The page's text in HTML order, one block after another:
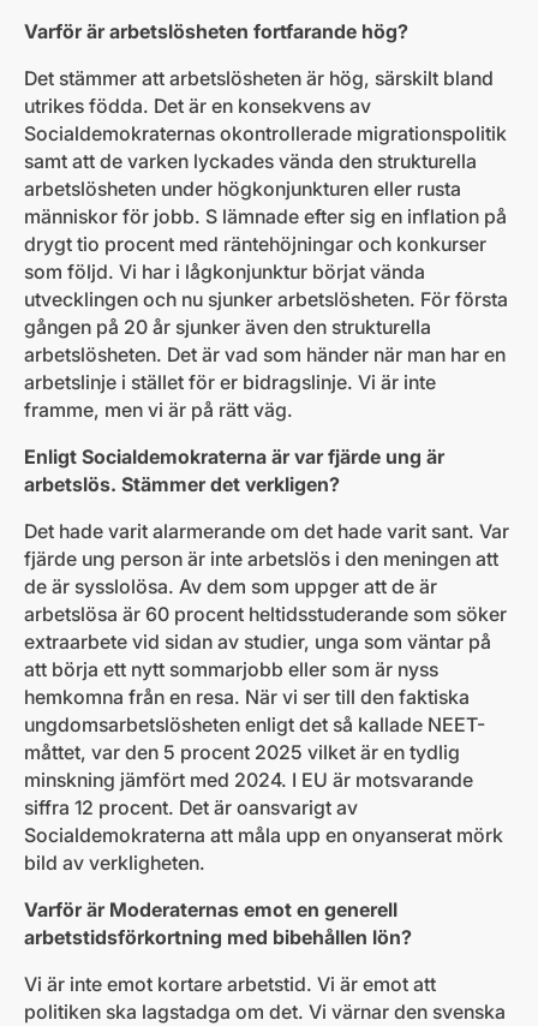
Varför är arbetslösheten fortfarande hög?
Det stämmer att arbetslösheten är hög, särskilt bland
utrikes födda. Det är en konsekvens av
Socialdemokraternas okontrollerade migrationspolitik
samt att de varken lyckades vända den strukturella
arbetslösheten under högkonjunkturen eller rusta
människor för jobb. S lämnade efter sig en inflation på
drygt tio procent med räntehöjningar och konkurser
som följd. Vi har i lågkonjunktur börjat vända
utvecklingen och nu sjunker arbetslösheten. För första
gången på 20 år sjunker även den strukturella
arbetslösheten. Det är vad som händer när man har en
arbetslinje i stället för er bidragslinje. Vi är inte
framme, men vi är på rätt väg.
Enligt Socialdemokraterna är var fjärde ung är
arbetslös. Stämmer det verkligen?
Det hade varit alarmerande om det hade varit sant. Var
fjärde ung person är inte arbetslös i den meningen att
de är sysslolösa. Av dem som uppger att de är
arbetslösa är 60 procent heltidsstuderande som söker
extraarbete vid sidan av studier, unga som väntar på
att börja ett nytt sommarjobb eller som är nyss
hemkomna från en resa. När vi ser till den faktiska
ungdomsarbetslösheten enligt det så kallade NEET-
måttet, var den 5 procent 2025 vilket är en tydlig
minskning jämfört med 2024. I EU är motsvarande
siffra 12 procent. Det är oansvarigt av
Socialdemokraterna att måla upp en onyanserat mörk
bild av verkligheten.
Varför är Moderaternas emot en generell
arbetstidsförkortning med bibehållen lön?
Vi är inte emot kortare arbetstid. Vi är emot att
politiken ska lagstadga om det. Vi värnar den svenska